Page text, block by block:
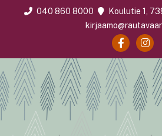
040 860 8000
Koulutie 1,